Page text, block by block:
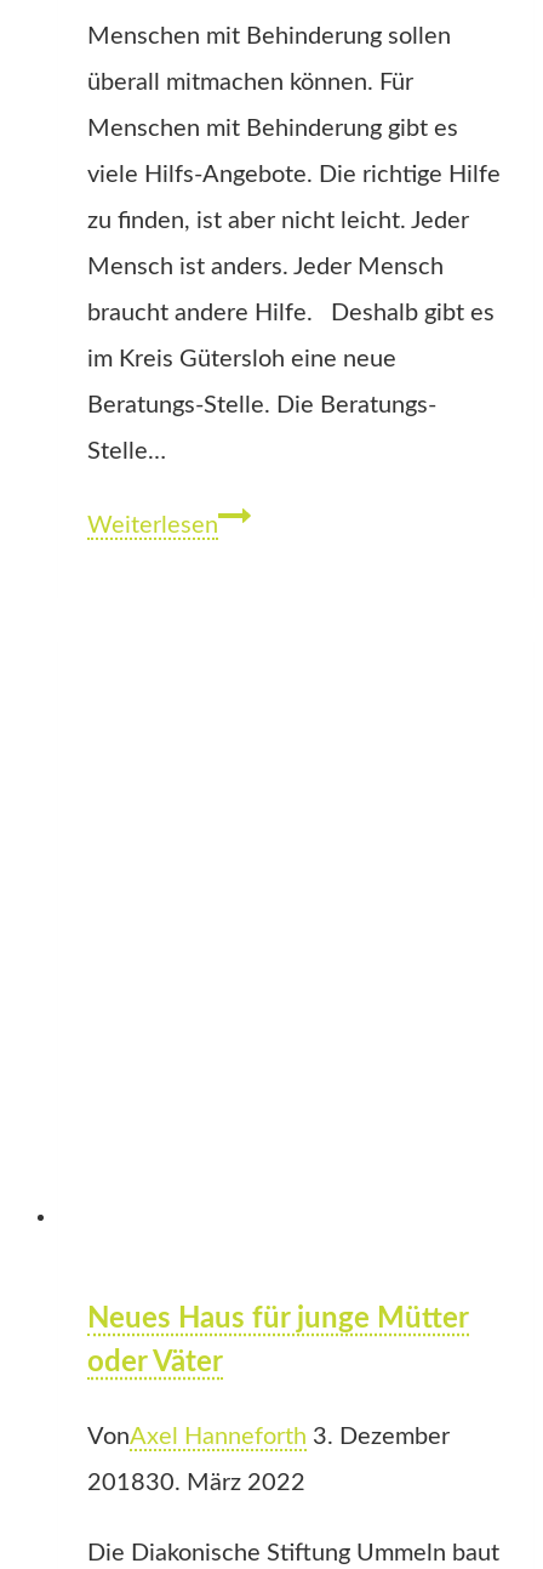
Menschen mit Behinderung sollen
überall mitmachen können. Für
Menschen mit Behinderung gibt es
viele Hilfs-Angebote. Die richtige Hilfe
zu finden, ist aber nicht leicht. Jeder
Mensch ist anders. Jeder Mensch
braucht andere Hilfe. Deshalb gibt es
im Kreis Gütersloh eine neue
Beratungs-Stelle. Die Beratungs-
Stelle…
WeiterlesenTeilhabe-
Neues Haus für junge Mütter
oder Väter
VonAxel Hanneforth 3. Dezember
201830. März 2022
Die Diakonische Stiftung Ummeln baut